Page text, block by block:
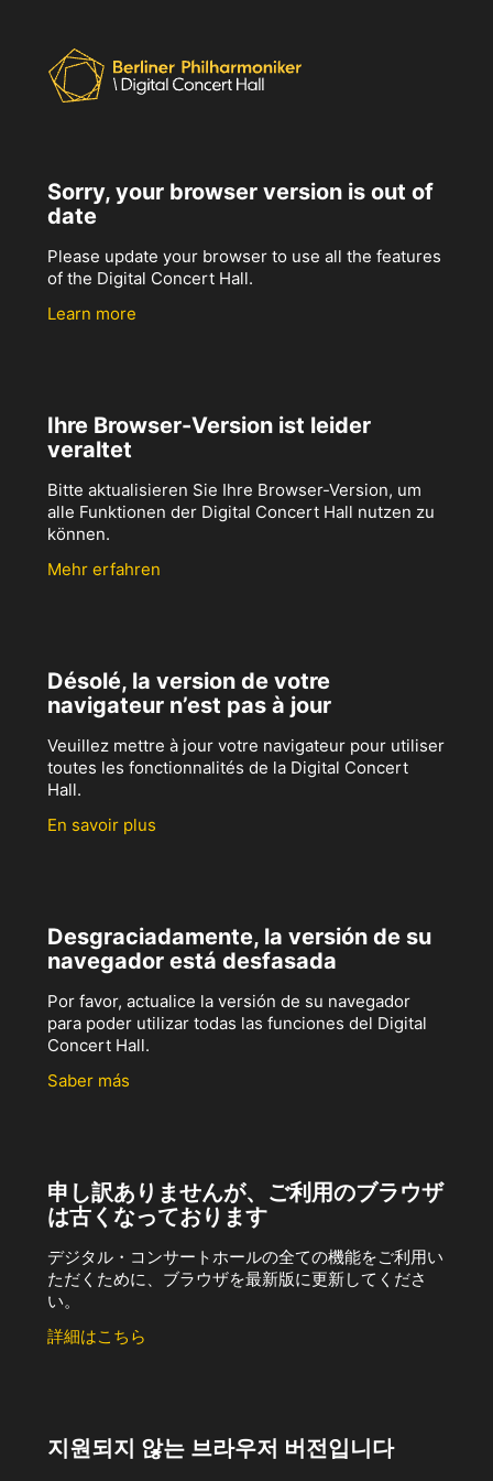
Sorry, your browser version is out of
date
Please update your browser to use all the features
of the Digital Concert Hall.
Learn more
Ihre Browser-Version ist leider
veraltet
Bitte aktualisieren Sie Ihre Browser-Version, um
alle Funktionen der Digital Concert Hall nutzen zu
können.
Mehr erfahren
Désolé, la version de votre
navigateur n’est pas à jour
Veuillez mettre à jour votre navigateur pour utiliser
toutes les fonctionnalités de la Digital Concert
Hall.
En savoir plus
Desgraciadamente, la versión de su
navegador está desfasada
Por favor, actualice la versión de su navegador
para poder utilizar todas las funciones del Digital
Concert Hall.
Saber más
申し訳ありませんが、ご利用のブラウザ
は古くなっております
デジタル・コンサートホールの全ての機能をご利用い
ただくために、ブラウザを最新版に更新してくださ
い。
詳細はこちら
지원되지 않는 브라우저 버전입니다